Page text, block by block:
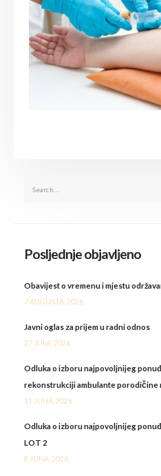
Posljednje objavljeno
Obavijest o vremenu i mjestu
7 AUGUSTA, 2026
Javni oglas za prijem u radni odnos
27 JULA, 2026
Odluka o izboru najpovoljnijeg
rekonstrukciji ambulante porodičine
11 JUNA, 2026
Odluka o izboru najpovoljnijeg
LOT 2
8 JUNA, 2026